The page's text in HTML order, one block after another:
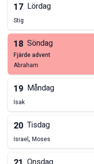
17 Lördag
Stig
18 Söndag
fjärde advent
Abraham
19 Måndag
Isak
20 Tisdag
Israel, Moses